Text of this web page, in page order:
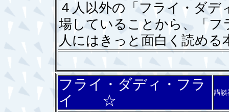
４人以外の「フライ・ダ
場していることから、「
人にはきっと面白く読める
フライ・ダディ・フラ
イ ☆
講談